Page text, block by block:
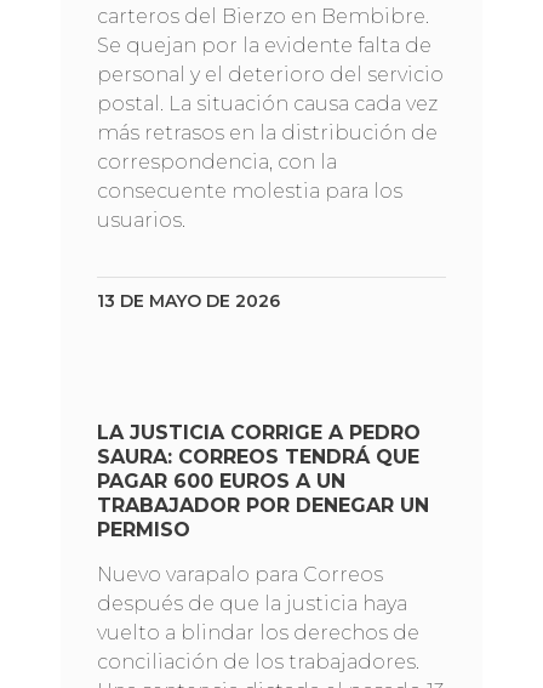
carteros del Bierzo en Bembibre.
Se quejan por la evidente falta de
personal y el deterioro del servicio
postal. La situación causa cada vez
más retrasos en la distribución de
correspondencia, con la
consecuente molestia para los
usuarios.
13 DE MAYO DE 2026
LA JUSTICIA CORRIGE A PEDRO
SAURA: CORREOS TENDRÁ QUE
PAGAR 600 EUROS A UN
TRABAJADOR POR DENEGAR UN
PERMISO
Nuevo varapalo para Correos
después de que la justicia haya
vuelto a blindar los derechos de
conciliación de los trabajadores.